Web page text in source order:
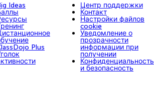
Ideas
Plus
Центр поддержки
Контакт
Настройки файлов
cookie
Уведомление о
прозрачности
информации при
получении
Конфиденциальность
и безопасность